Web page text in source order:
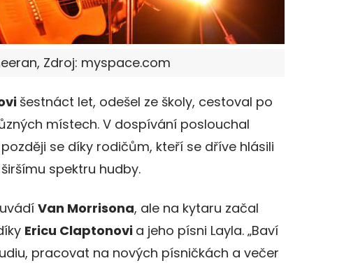
Zdroj: myspace.com
šestnáct let, odešel ze školy, cestoval po
místech. V dospívání poslouchal
se díky rodičům, kteří se dříve hlásili
spektru hudby.
Van Morrisona, ale na kytaru začal
Ericu Claptonovi a jeho písni Layla. „Baví
pracovat na nových písničkách a večer